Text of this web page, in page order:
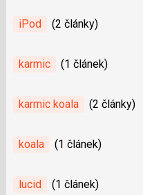
iPod (2 články)
karmic (1 článek)
karmic koala (2 články)
koala (1 článek)
lucid (1 článek)